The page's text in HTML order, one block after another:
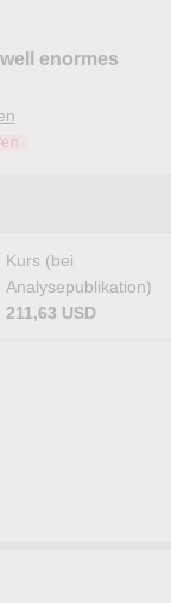
enormes
Kurs (bei
Analysepublikation)
211,63 USD